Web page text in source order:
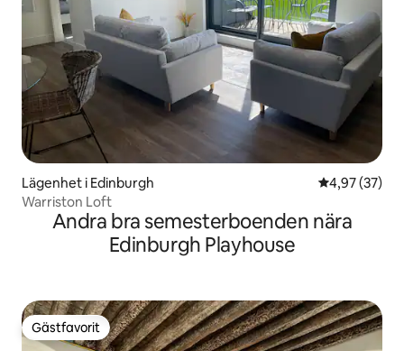
Lägenhet i Edinburgh 4,97 av 5 i
4,97 (37)
Warriston Loft
Andra bra semesterboenden nära
Edinburgh Playhouse
Gästfavorit
Gästfavorit